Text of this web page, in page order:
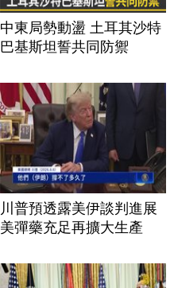
中東局勢動盪 土耳其沙特
巴基斯坦誓共同防禦
川普預透露美伊談判進展
美彈藥充足再擴大生產